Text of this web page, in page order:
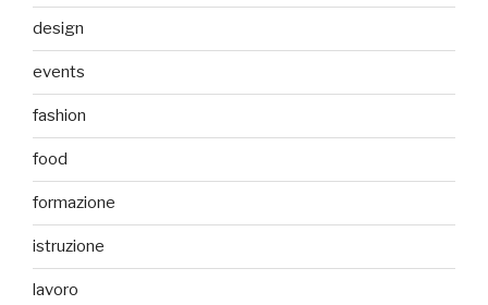
design
events
fashion
food
formazione
istruzione
lavoro